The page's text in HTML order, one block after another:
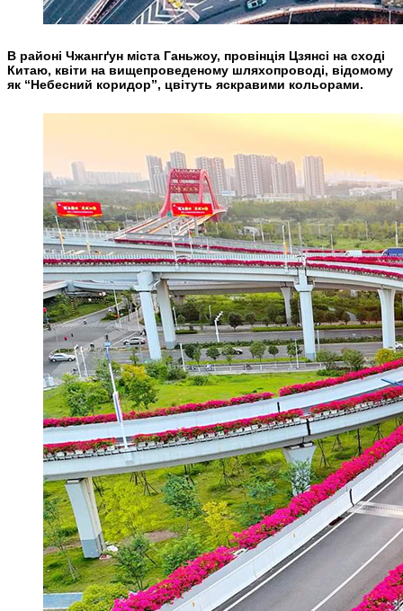
В районі Чжангґун міста Ганьжоу, провінція Цзянсі на сході
Китаю, квіти на вищепроведеному шляхопроводі, відомому
як “Небесний коридор”, цвітуть яскравими кольорами.